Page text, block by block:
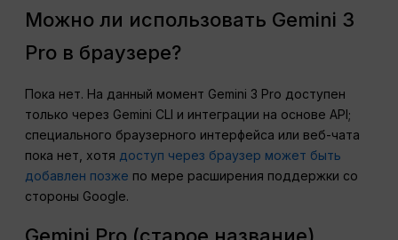
Можно ли использовать Gemini 3
Pro в браузере?
Пока нет. На данный момент Gemini 3 Pro доступен
только через Gemini CLI и интеграции на основе API;
специального браузерного интерфейса или веб-чата
пока нет, хотя доступ через браузер может быть
добавлен позже по мере расширения поддержки со
стороны Google.
Gemini Pro (старое название)